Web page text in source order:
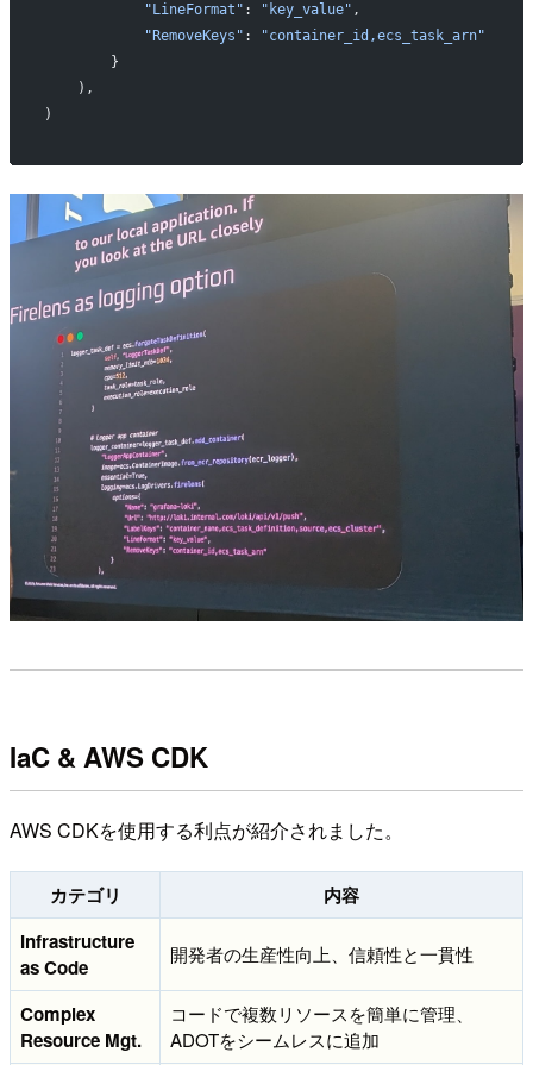
            "LineFormat"
: "key_value" ,
            "RemoveKeys"
:
"container_id,ecs_task_arn"
        }
    ),
)
IaC & AWS CDK
AWS CDKを使用する利点が紹介されました。
カテゴリ
内容
Infrastructure
as Code
開発者の生産性向上、信頼性と一貫性
Complex
Resource Mgt.
コードで複数リソースを簡単に管理、
ADOTをシームレスに追加